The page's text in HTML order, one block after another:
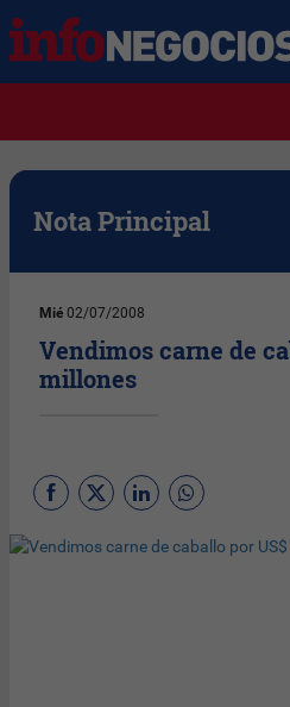
Nota Principal
Mié 02/07/2008
Vendimos carne de
millones